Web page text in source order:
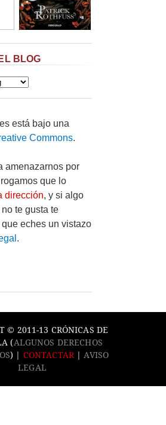
BLOG
está bajo una
Commons.
amenazarnos por
que lo
dirección, y si algo
te gusta te
eches un vistazo
.
© 2011-13 CRÓNICAS DE
(ALGUNOS DERECHOS
) | CONTACTAR | AVISO
LEGAL